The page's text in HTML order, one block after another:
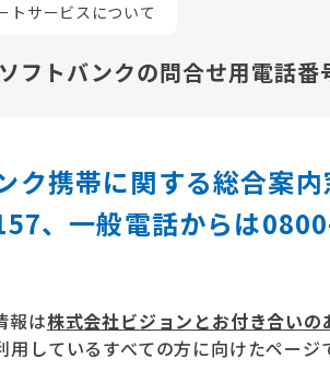
トサービスについて
ソフトバンクの問合せ用電話
ク携帯に関する総合案
、一般電話からは
報は株式会社ビジョンとお付き合い
用しているすべての方に向けたページ